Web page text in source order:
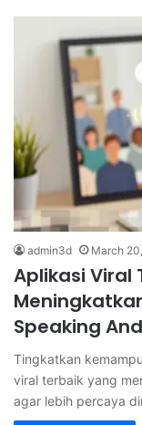
admin3d March
Aplikasi Viral
Speaking
Tingkatkan
viral terbaik yang
agar lebih percaya